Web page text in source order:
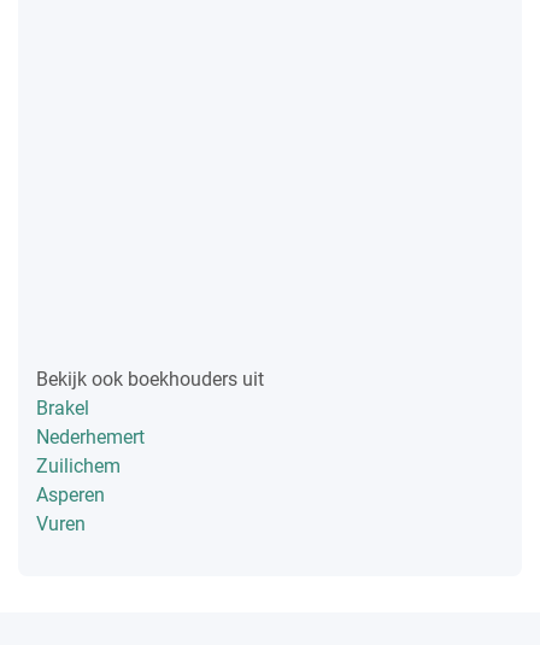
Bekijk ook boekhouders uit
Brakel
Nederhemert
Zuilichem
Asperen
Vuren